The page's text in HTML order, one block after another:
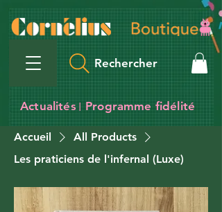
Rechercher
Programme fidélité
Actualités I
Accueil
All Products
Les praticiens de l'infernal (Luxe)